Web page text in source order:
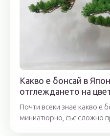
Какво е бонсай в
отглеждането на
Почти всеки знае какво е
миниатюрно, със сложно